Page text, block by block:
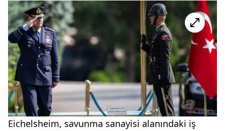
Eichelsheim, savunma sanayisi alanındaki iş